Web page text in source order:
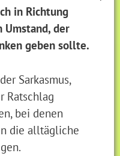
in Richtung
Umstand, der
geben sollte.
Sarkasmus,
Ratschlag
bei denen
die alltägliche